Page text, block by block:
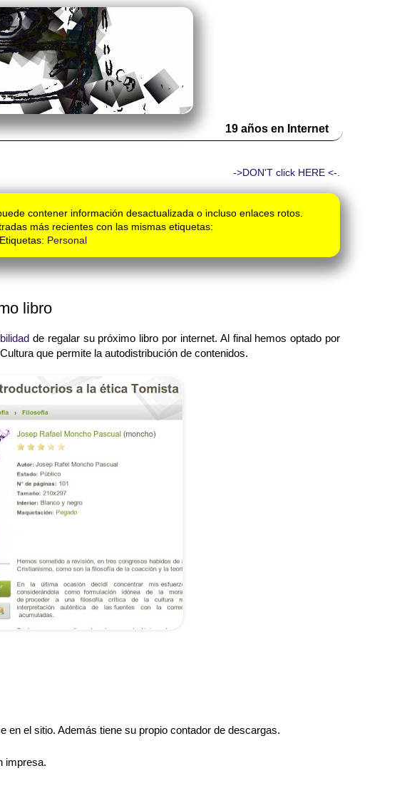
19 años en Internet
->DON'T click HERE <-.
contener información desactualizada o incluso enlaces rotos.
más recientes con las mismas etiquetas:
Personal
libro
de regalar su próximo libro por internet. Al final hemos optado por
que permite la autodistribución de contenidos.
en el sitio. Además tiene su propio contador de descargas.
impresa.